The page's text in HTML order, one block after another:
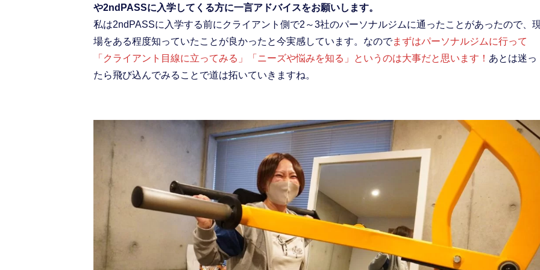
や2ndPASSに入学してくる方に一言アドバイスをお願いします。
私は2ndPASSに入学する前にクライアント側で2～3社のパーソナルジムに通ったことがあったので、
場をある程度知っていたことが良かったと今実感しています。なのでまずはパーソナルジムに行って
「クライアント目線に立ってみる」「ニーズや悩みを知る」というのは大事だと思います！ あとは迷っ
たら飛び込んでみることで道は拓いていきますね。